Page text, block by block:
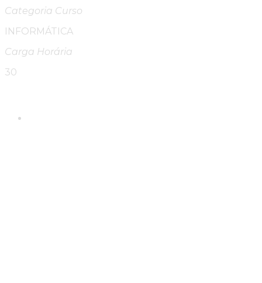
Categoria Curso
INFORMÁTICA
Carga Horária
30